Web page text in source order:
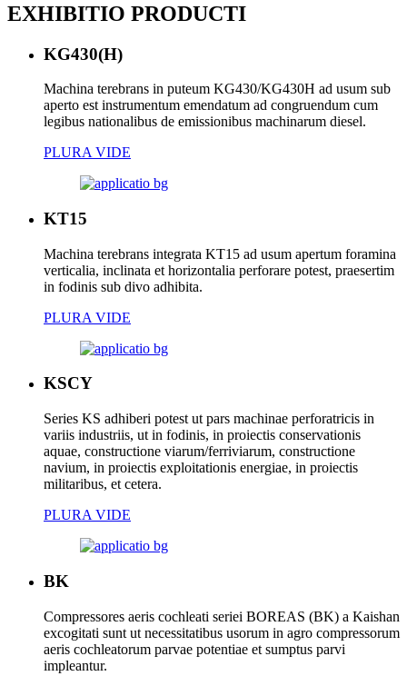
EXHIBITIO PRODUCTI
KG430(H)
Machina terebrans in puteum KG430/KG430H ad usum sub
aperto est instrumentum emendatum ad congruendum cum
legibus nationalibus de emissionibus machinarum diesel.
PLURA VIDE
KT15
Machina terebrans integrata KT15 ad usum apertum foramina
verticalia, inclinata et horizontalia perforare potest, praesertim
in fodinis sub divo adhibita.
PLURA VIDE
KSCY
Series KS adhiberi potest ut pars machinae perforatricis in
variis industriis, ut in fodinis, in proiectis conservationis
aquae, constructione viarum/ferriviarum, constructione
navium, in proiectis exploitationis energiae, in proiectis
militaribus, et cetera.
PLURA VIDE
BK
Compressores aeris cochleati seriei BOREAS (BK) a Kaishan
excogitati sunt ut necessitatibus usorum in agro compressorum
aeris cochleatorum parvae potentiae et sumptus parvi
impleantur.